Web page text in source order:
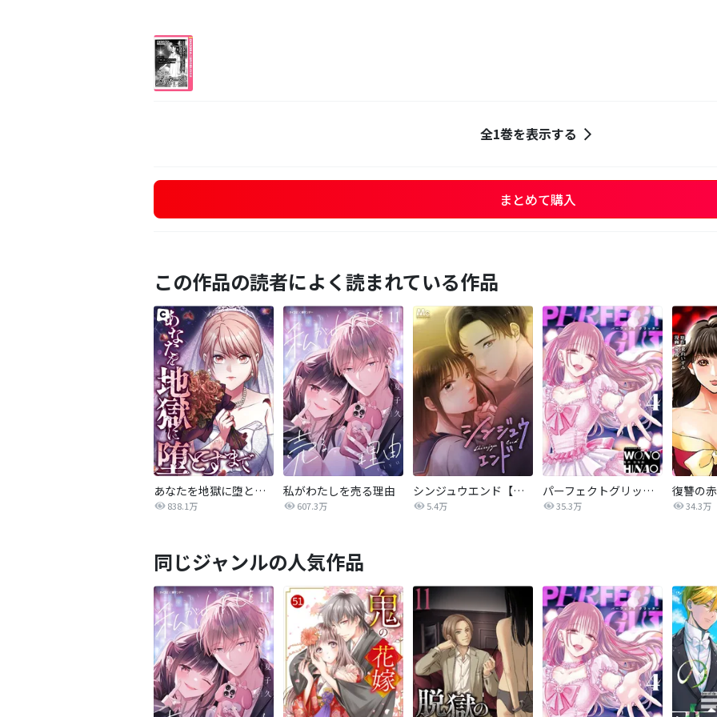
全1巻を表示する
まとめて購入
この作品の読者によく読まれている作品
あなたを地獄に堕とすまで
838.1万
私がわたしを売る理由
607.3万
シンジュウエンド【タテヨミ】
5.4万
パーフェクトグリッター
35.3万 34.3万
同じジャンルの人気作品